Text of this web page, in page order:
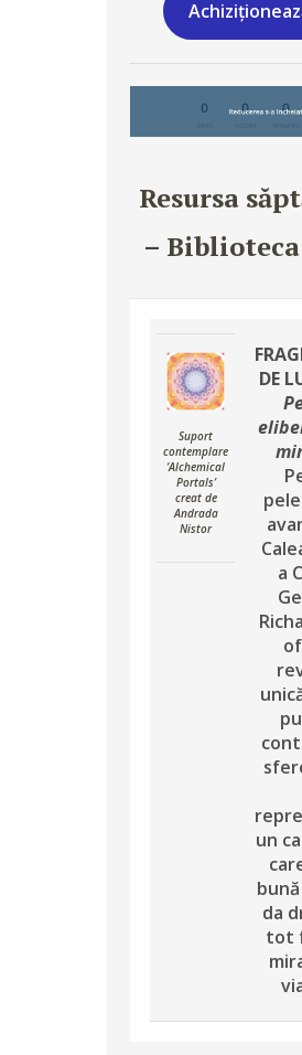
Resursa
–
Suport
contemplare
‘Alchemical
Portals’
creat de
Andrada
Nistor
DE
a
un
da
tot